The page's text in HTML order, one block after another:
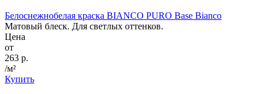
Белоснежнобелая краска BIANCO PURO Base Bianco
Матовый блеск. Для светлых оттенков.
Цена
от
263 р.
/м²
Купить